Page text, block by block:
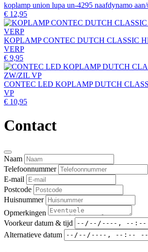
koplamp union lupa un-4295 naafdynamo
€ 12,95
KOPLAMP CONTEC DUTCH CLASSIC
VERP
€ 9,95
CONTEC LED KOPLAMP DUTCH
VP
€ 10,95
Contact
Naam
Telefoonnummer
E-mail
Postcode
Huisnummer
Opmerkingen
Voorkeur datum & tijd
Alternatieve datum